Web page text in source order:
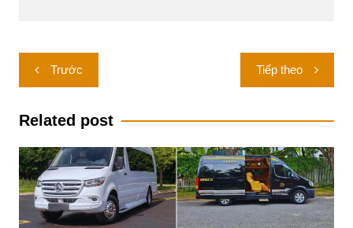
Điều
hướng
bài
Trước Tiếp theo
Related post